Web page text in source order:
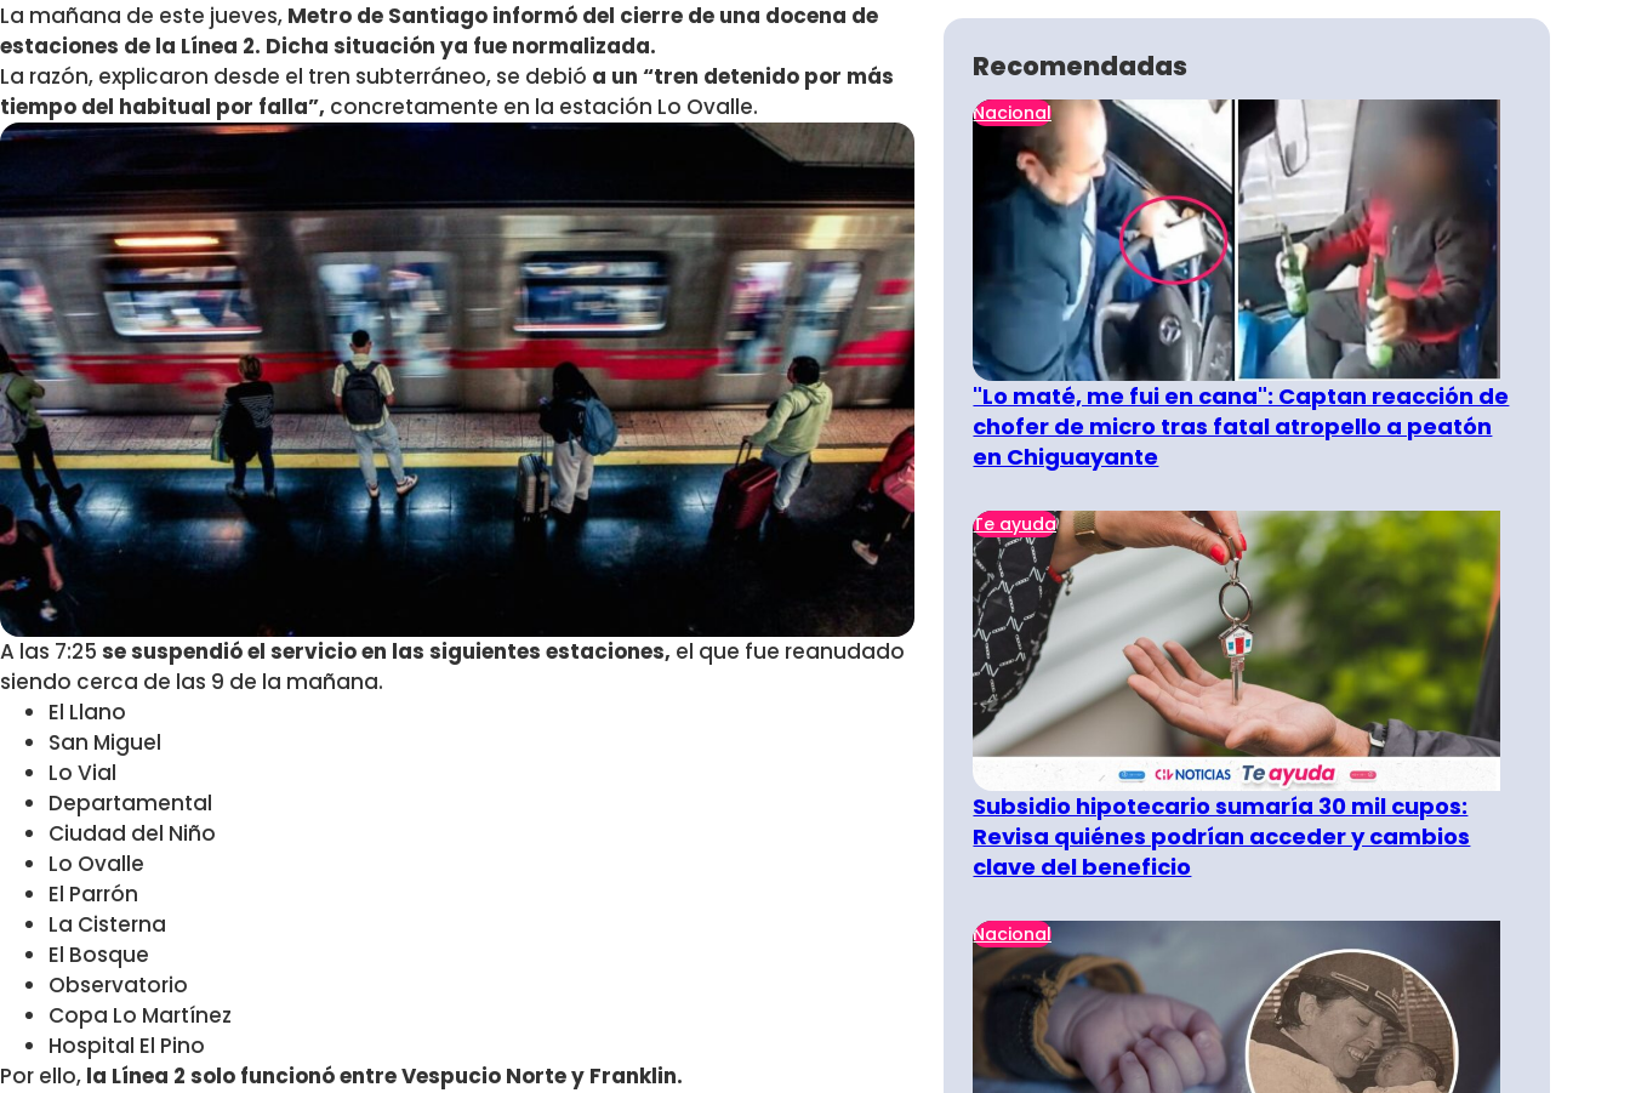
La mañana de este jueves, Metro de Santiago informó del cierre de una docena de
estaciones de la Línea 2. Dicha situación ya fue normalizada.
La razón, explicaron desde el tren subterráneo, se debió a un “tren detenido por más
tiempo del habitual por falla”, concretamente en la estación Lo Ovalle.
A las 7:25 se suspendió el servicio en las siguientes estaciones, el que fue reanudado
siendo cerca de las 9 de la mañana.
El Llano
San Miguel
Lo Vial
Departamental
Ciudad del Niño
Lo Ovalle
El Parrón
La Cisterna
El Bosque
Observatorio
Copa Lo Martínez
Hospital El Pino
Por ello, la Línea 2 solo funcionó entre Vespucio Norte y Franklin.
Recomendadas
Nacional
"Lo maté, me fui en cana": Captan reacción de
chofer de micro tras fatal atropello a peatón
en Chiguayante
Te ayuda
Subsidio hipotecario sumaría 30 mil cupos:
Revisa quiénes podrían acceder y cambios
clave del beneficio
Nacional